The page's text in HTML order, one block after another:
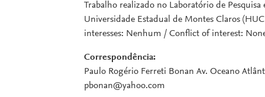
Trabalho realizado no Laboratório de
Universidade Estadual de Montes Claros
interesses: Nenhum / Conflict of interest:
Correspondência:
Paulo Rogério Ferreti Bonan Av. Oceano
pbonan@yahoo.com